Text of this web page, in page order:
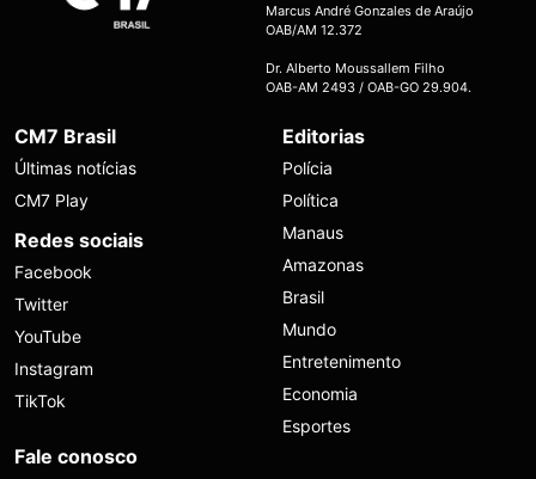
Marcus André Gonzales de Araújo
OAB/AM 12.372
Dr. Alberto Moussallem Filho
OAB-AM 2493 / OAB-GO 29.904.
CM7 Brasil
Últimas notícias
CM7 Play
Redes sociais
Facebook
Twitter
YouTube
Instagram
TikTok
Editorias
Polícia
Política
Manaus
Amazonas
Brasil
Mundo
Entretenimento
Economia
Esportes
Fale conosco